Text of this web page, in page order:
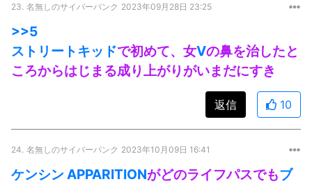
23. 名無しのサイバーパンク 2023年09月28日 23:25
>>5
ストリートキッドで初めて、女Vの鼻を治したと
ころからはじまる成り上がりがいまだにすき
返信 10
24. 名無しのサイバーパンク 2023年10月09日 16:41
ケンシンAPPARITIONがどのライフパスでもブ